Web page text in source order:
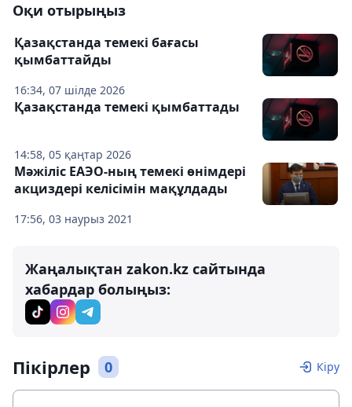
Оқи отырыңыз
16:34, 07 шілде 2026
Қазақстанда темекі бағасы
қымбаттайды
14:58, 05 қаңтар 2026
Қазақстанда темекі қымбаттады
17:56, 03 наурыз 2021
Мәжіліс ЕАЭО-ның темекі өнімдері
акциздері келісімін мақұлдады
Жаңалықтан zakon.kz сайтында
хабардар болыңыз:
Пікірлер 0 Кіру